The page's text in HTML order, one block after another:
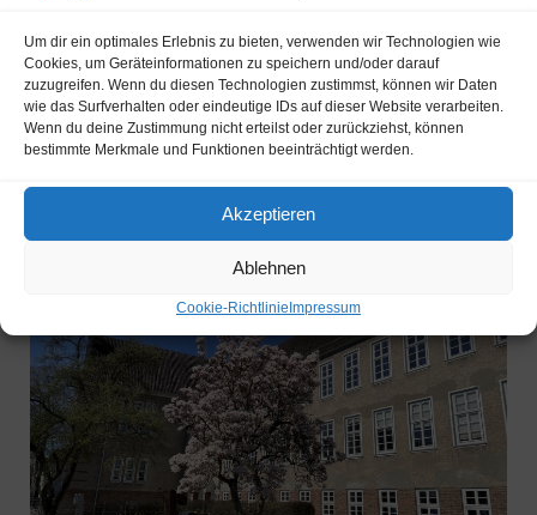
Um dir ein optimales Erlebnis zu bieten, verwenden wir Technologien wie
Cookies, um Geräteinformationen zu speichern und/oder darauf
zuzugreifen. Wenn du diesen Technologien zustimmst, können wir Daten
wie das Surfverhalten oder eindeutige IDs auf dieser Website verarbeiten.
Wenn du deine Zustimmung nicht erteilst oder zurückziehst, können
bestimmte Merkmale und Funktionen beeinträchtigt werden.
Akzeptieren
Ablehnen
Cookie-Richtlinie Impressum
Ab sofort ist die Anmeldung von Schülerinnen und Schülern
für den kommenden Jahrgang 5 im Schuljahr 2026/2026
möglich. Zu den Anmeldeformularen bitte hier klicken.
Bitte[…]